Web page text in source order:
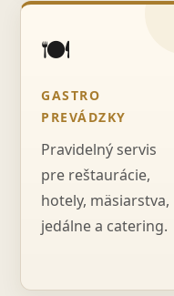
🍽️
GASTRO
PREVÁDZKY
Pravidelný servis
pre reštaurácie,
hotely, mäsiarstva,
jedálne a catering.